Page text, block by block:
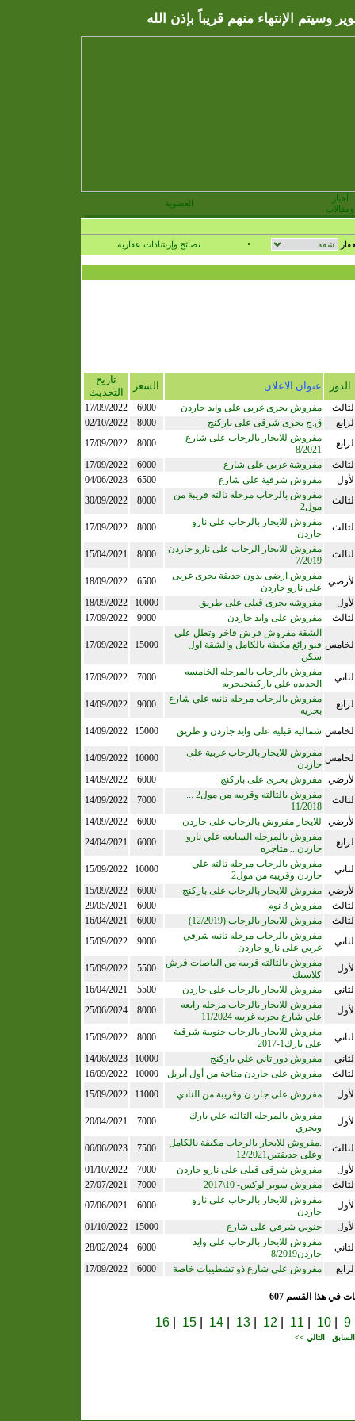
وسيتم الإنتهاء منهم قريباً بإذن الله
أخبار
ومقالات
العضوية
نصائح وإرشادات عقارية
الدور عنوان الاعلان السعر
تاريخ
التحديث
مفروش بحرى غربى على وايد جاردن 6000
17/09/2022
ق.ج بحرى شرقى على باركنج 8000
02/10/2022
مفروش للايجار بالرحاب على شارع
8/2021
8000
17/09/2022
مفروشة غربي على شارع 6000
17/09/2022
مفروش شرقية على شارع 6500
04/06/2023
مفروش بالرحاب مرحله تالته قريبة من
مول2
8000
30/09/2022
مفروش للايجار بالرحاب على نارو
جاردن
8000
17/09/2022
مفروش للايجار الرحاب على نارو جاردن
7/2019
8000
15/04/2021
مفروش ارضى بدون حديقة بحرى غربى
على نارو جاردن
6500
18/09/2022
مفروشه بحرى قبلى على طريق 10000
18/09/2022
مفروش على وايد جاردن 9000
17/09/2022
الشقة مفروش فرش فاخر وتطل على
فيو رائع مكيفة بالكامل والشقة اول
سكن
15000
17/09/2022
مفروش بالرحاب بالمرحله الخامسه
الجديده علي باركينجبحريه
7000
17/09/2022
مفروش بالرحاب مرحله تانيه علي شارع
بحريه
9000
14/09/2022
شماليه قبليه على وايد جاردن و طريق 15000
14/09/2022
مفروش للايجار بالرحاب غربية على
جاردن
10000
14/09/2022
مفروش بحرى على باركنج 6000
14/09/2022
مفروش بالتالته وقريبه من مول2 ...
11/2018
7000
14/09/2022
للايجار مفروش بالرحاب على جاردن 6000
14/09/2022
مفروش بالمرحله السابعه علي نارو
جاردن... متاجره
6000
24/04/2021
مفروش بالرحاب مرحله تالته علي
جاردن وقريبه من مول2
10000
15/09/2022
مفروش للايجار بالرحاب على باركنج 6000
15/09/2022
مفروش 3 نوم 6000
29/05/2021
مفروش للايجار بالرحاب (12/2019) 6000
16/04/2021
مفروش بالرحاب مرحله تانيه شرقي
غربي على نارو جاردن
9000
15/09/2022
مفروش بالتالته قريبه من الباصات فرش
كلاسيك
5500
15/09/2022
مفروش للايجار بالرحاب على جاردن 5500
16/04/2021
مفروش للايجار بالرحاب مرحله رابعه
علي شارع بحريه غربيه 11/2024
8000
25/06/2024
مغروش للايجار بالرحاب جنوبية شرقية
على بارك1-2017
8000
15/09/2022
مفروش دور تاني علي باركنج 10000
14/06/2023
مفروش على جاردن متاحة من أول أبريل 10000
16/09/2022
مفروش على جاردن وقريبة من النادي 11000
15/09/2022
مفروش بالمرحله التالته علي بارك
وبحري
7000
20/04/2021
.مفروش للايجار بالرحاب مكيفة بالكامل
وعلى حديقتين12/2021
7500
06/06/2023
مفروش شرقى قبلى على نارو جاردن 7000
01/10/2022
مفروش سوبر لوكس- 10\2017 7000
27/07/2021
مفروش للايجار بالرحاب على نارو
جاردن
6000
07/06/2021
جنوبي شرقي على شارع 15000
01/10/2022
مفروش للايجار بالرحاب على وايد
جاردن8/2019
6000
28/02/2024
مفروش على شارع ذو تشطيبات خاصة 6000
17/09/2022
في هذا القسم 607
9
10
11
12
13
14
15
16
التالي >>